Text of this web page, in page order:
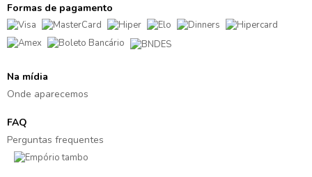
Formas de pagamento
Na mídia
Onde aparecemos
FAQ
Perguntas frequentes